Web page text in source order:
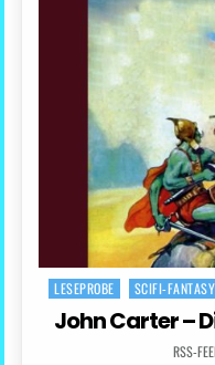
Posted
LESEPROBE SCIFI-
John Carter –
RSS-